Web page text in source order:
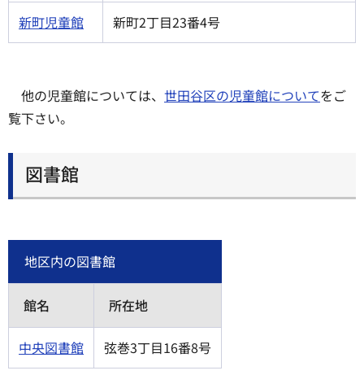
新町児童館 新町2丁目23番4号
他の児童館については、 世田谷区の児童館についてをご
覧下さい。
図書館
地区内の図書館
館名 所在地
中央図書館 弦巻3丁目16番8号